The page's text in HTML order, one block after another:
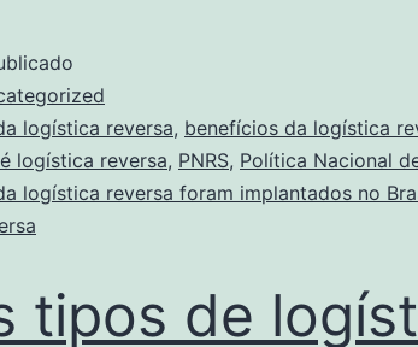
logística reversa, benefícios da logística
logística reversa, PNRS, Política Nacional
logística reversa foram implantados no
tipos de